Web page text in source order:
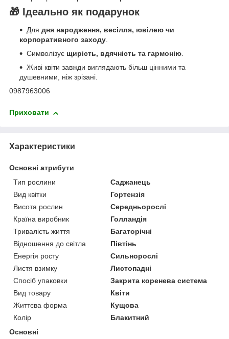
🎁 Ідеально як подарунок
Для дня народження, весілля, ювілею чи
корпоративного заходу.
Символізує щирість, вдячність та гармонію.
Живі квіти завжди виглядають більш цінними та
душевними, ніж зрізані.
0987963006
Приховати
Характеристики
Основні атрибути
Тип рослини
Саджанець
Вид квітки
Гортензія
Висота рослин
Середньорослі
Країна виробник
Голландія
Тривалість життя
Багаторічні
Відношення до світла
Півтінь
Енергія росту
Сильнорослі
Листя взимку
Листопадні
Спосіб упаковки
Закрита коренева система
Вид товару
Квіти
Життєва форма
Кущова
Колір
Блакитний
Основні